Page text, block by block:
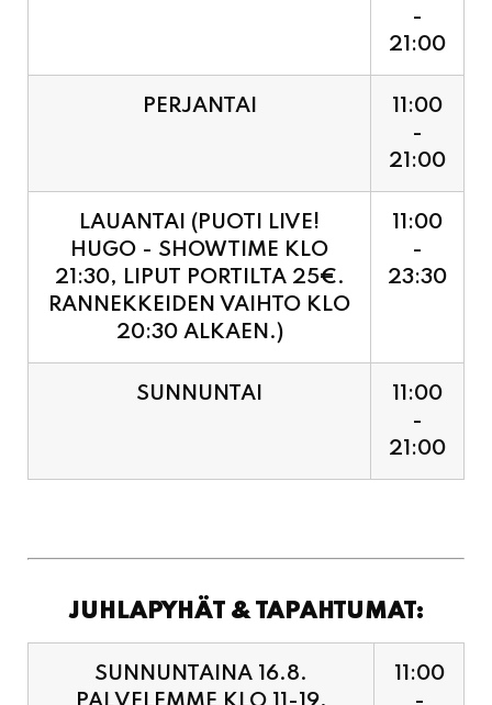
11:00
-
21:00
21:30, LIPUT PORTILTA 25€.
RANNEKKEIDEN VAIHTO KLO
20:30 ALKAEN.)
11:00
-
23:30
SUNNUNTAI
21:00
PALVELEMME KLO 11-19,
VIIMEISET TILAUKSET
KEITTIÖÖN KLO 18:30.
-
19:00